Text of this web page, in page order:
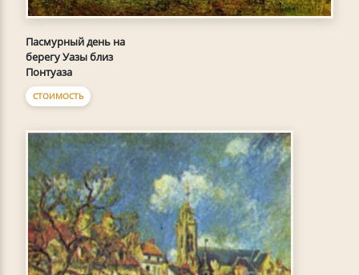
Пасмурный день на
берегу Уазы близ
Понтуаза
СТОИМОСТЬ